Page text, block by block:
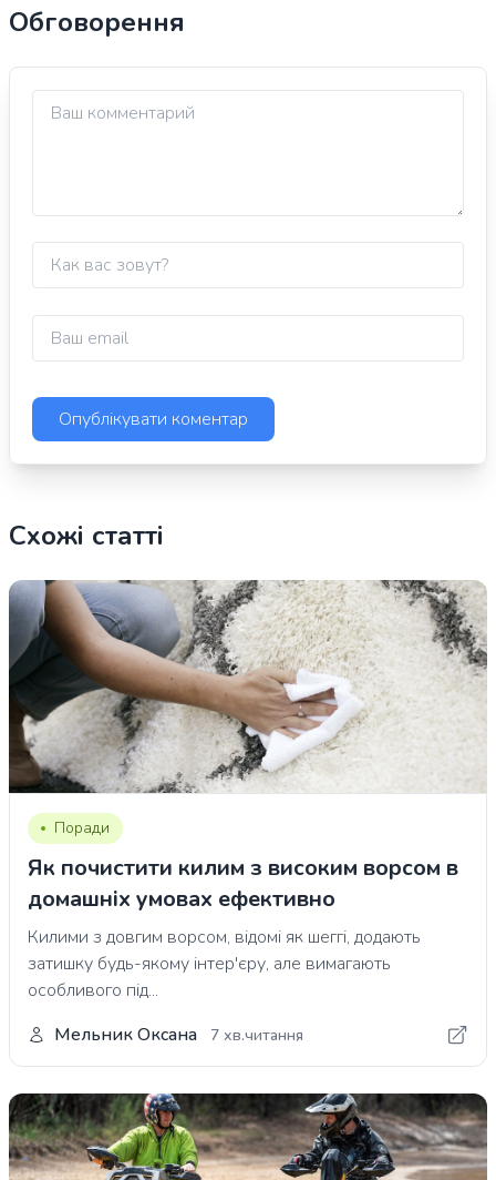
Обговорення
Схожі статті
Поради
Як почистити килим з високим ворсом в
домашніх умовах ефективно
Килими з довгим ворсом, відомі як шеггі, додають
затишку будь-якому інтер'єру, але вимагають
особливого під...
Мельник Оксана
7 хв.читання